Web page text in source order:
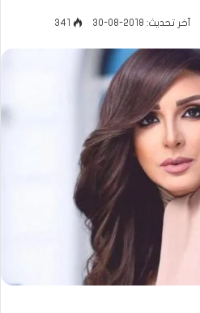
آخر تحديث: 2018-08-30 341